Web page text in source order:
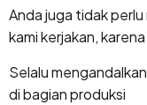
Anda juga tidak
kami kerjakan, karena
Selalu
di bagian produksi